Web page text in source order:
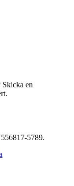
Skicka en
5789.